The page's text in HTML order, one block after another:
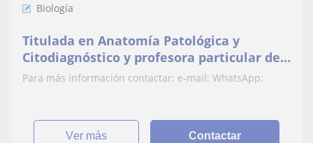
Biología
Titulada en Anatomía Patológica y
Citodiagnóstico y profesora particular de
asignaturas relacionadas con las ciencias
Para más información contactar: e-mail: WhatsApp:
ver más Contactar